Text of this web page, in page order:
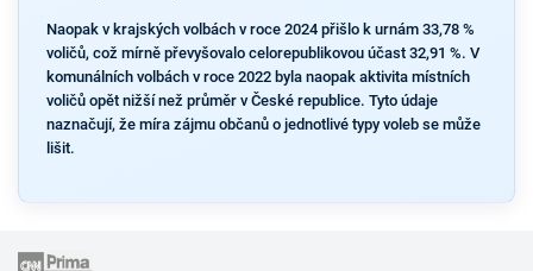
Naopak v krajských volbách v roce 2024 přišlo k urnám 33,78 %
voličů, což mírně převyšovalo celorepublikovou účast 32,91 %. V
komunálních volbách v roce 2022 byla naopak aktivita místních
voličů opět nižší než průměr v České republice. Tyto údaje
naznačují, že míra zájmu občanů o jednotlivé typy voleb se může
lišit.